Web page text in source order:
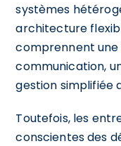
systèmes
architecture
comprennent
communication,
gestion simplifiée
Toutefois, les
conscientes des